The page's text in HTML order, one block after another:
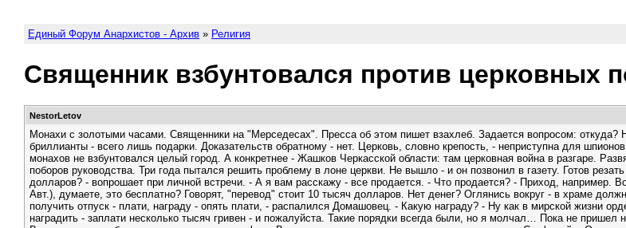
Единый Форум Анархистов - Архив » Религия
Священник взбунтовался против церковных
NestorLetov
Монахи с золотыми часами. Священники на "Мерседесах". Пресса об этом пишет взахлеб. Задается вопросом: откуда?
бриллианты - всего лишь подарки. Доказательств обратному - нет. Церковь, словно крепость, - неприступна для
монахов не взбунтовался целый город. А конкретнее - Жашков Черкасской области: там церковная война в разгаре.
поборов руководства. Три года пытался решить проблему в лоне церкви. Не вышло - и он позвонил в газету. Готов
долларов? - вопрошает при личной встречи. - А я вам расскажу - все продается. - Что продается? - Приход, например.
Авт.), думаете, это бесплатно? Говорят, "перевод" стоит 10 тысяч долларов. Нет денег? Оглянись вокруг - в храме
получить отпуск - плати, награду - опять плати, - распалился Домашовец. - Какую награду? - Ну как в мирской жизни
наградить - заплати несколько тысяч гривен - и пожалуйста. Такие порядки всегда были, но я молчал… Пока не